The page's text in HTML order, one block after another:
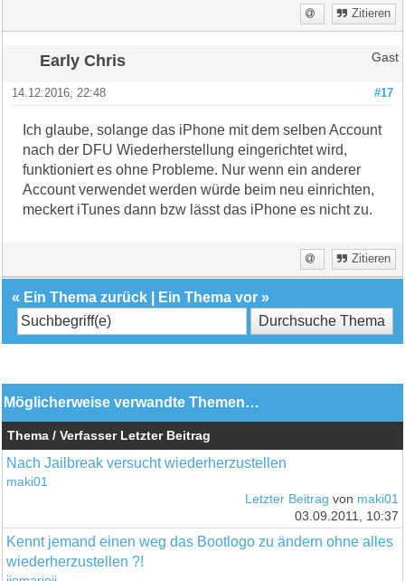
Zitieren
Early Chris Gast
#17
14.12.2016, 22:48
Ich glaube, solange das iPhone mit dem selben Account
nach der DFU Wiederherstellung eingerichtet wird,
funktioniert es ohne Probleme. Nur wenn ein anderer
Account verwendet werden würde beim neu einrichten,
meckert iTunes dann bzw lässt das iPhone es nicht zu.
Zitieren
« Ein Thema zurück Ein Thema vor »
Möglicherweise verwandte Themen…
Thema / Verfasser Letzter Beitrag
Nach Jailbreak versucht wiederherzustellen
maki01
Letzter Beitrag von maki01
03.09.2011, 10:37
Kennt jemand einen weg das Bootlogo zu ändern ohne alles
wiederherzustellen ?!